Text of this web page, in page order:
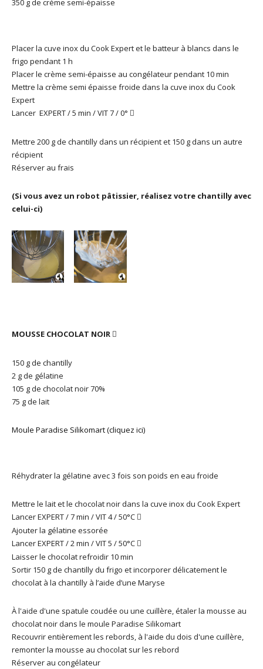
350 g de crème semi-épaisse
Placer la cuve inox du Cook Expert et le batteur à blancs dans le
frigo pendant 1 h
Placer le crème semi-épaisse au congélateur pendant 10 min
Mettre la crème semi épaisse froide dans la cuve inox du Cook
Expert
Lancer EXPERT / 5 min / VIT 7 / 0° 
Mettre 200 g de chantilly dans un récipient et 150 g dans un autre
récipient
Réserver au frais
(Si vous avez un robot pâtissier, réalisez votre chantilly avec
celui-ci)
MOUSSE CHOCOLAT NOIR 
150 g de chantilly
2 g de gélatine
105 g de chocolat noir 70%
75 g de lait
Moule Paradise Silikomart (cliquez ici)
Réhydrater la gélatine avec 3 fois son poids en eau froide
Mettre le lait et le chocolat noir dans la cuve inox du Cook Expert
Lancer EXPERT / 7 min / VIT 4 / 50°C 
Ajouter la gélatine essorée
Lancer EXPERT / 2 min / VIT 5 / 50°C 
Laisser le chocolat refroidir 10 min
Sortir 150 g de chantilly du frigo et incorporer délicatement le
chocolat à la chantilly à l’aide d’une Maryse
À l'aide d'une spatule coudée ou une cuillère, étaler la mousse au
chocolat noir dans le moule Paradise Silikomart
Recouvrir entièrement les rebords, à l'aide du dois d'une cuillère,
remonter la mousse au chocolat sur les rebord
Réserver au congélateur